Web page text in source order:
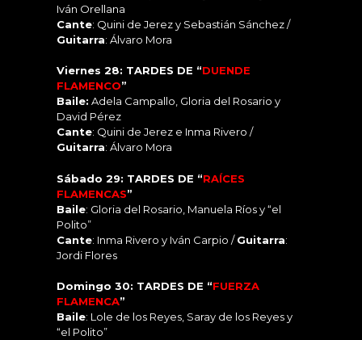
Iván Orellana
Cante: Quini de Jerez y Sebastián Sánchez /
Guitarra: Álvaro Mora
Viernes 28: TARDES DE “DUENDE
FLAMENCO”
Baile: Adela Campallo, Gloria del Rosario y
David Pérez
Cante: Quini de Jerez e Inma Rivero /
Guitarra: Álvaro Mora
Sábado 29: TARDES DE “RAÍCES
FLAMENCAS”
Baile: Gloria del Rosario, Manuela Ríos y “el
Polito”
Cante: Inma Rivero y Iván Carpio /Guitarra:
Jordi Flores
Domingo 30: TARDES DE “FUERZA
FLAMENCA”
Baile: Lole de los Reyes, Saray de los Reyes y
“el Polito”